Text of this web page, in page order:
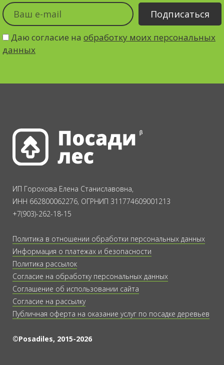
Даю согласие на обработку моих персональных
данных
ИП Горохова Елена Станиславовна,
ИНН 662800062276, ОГРНИП 311774609001213
+7(903)-262-18-15
Политика в отношении обработки персональных данных
Информация о платежах и безопасности
Политика рассылок
Согласие на обработку персональных данных
Соглашение об использовании сайта
Согласие на рассылку
Публичная оферта на оказание услуг по посадке деревьев
©Posadiles, 2015-2026